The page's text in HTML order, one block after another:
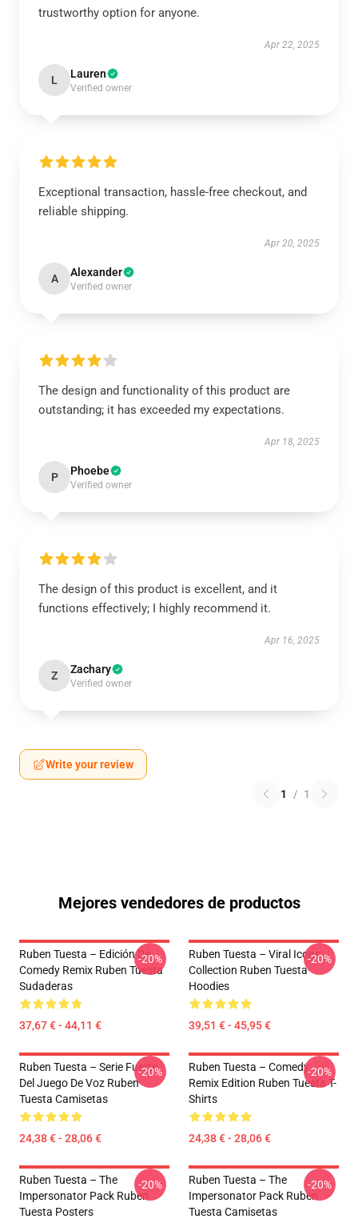
trustworthy option for anyone.
Apr 22, 2025
L Lauren
Verified owner
Exceptional transaction, hassle-free checkout, and
reliable shipping.
Apr 20, 2025
A Alexander
Verified owner
The design and functionality of this product are
outstanding; it has exceeded my expectations.
Apr 18, 2025
P Phoebe
Verified owner
The design of this product is excellent, and it
functions effectively; I highly recommend it.
Apr 16, 2025
Z Zachary
Verified owner
Write your review
1 / 1
Mejores vendedores de productos
Ruben Tuesta – Edición De
Comedy Remix Ruben Tuesta
Sudaderas
37,67 € - 44,11 €
-20%
Ruben Tuesta – Viral Icons
Collection Ruben Tuesta
Hoodies
39,51 € - 45,95 €
-20%
Ruben Tuesta – Serie Fuerte
Del Juego De Voz Ruben
Tuesta Camisetas
24,38 € - 28,06 €
-20%
Ruben Tuesta – Comedy
Remix Edition Ruben Tuesta T-
Shirts
24,38 € - 28,06 €
-20%
Ruben Tuesta – The
Impersonator Pack Ruben
Tuesta Posters
-20%
Ruben Tuesta – The
Impersonator Pack Ruben
Tuesta Camisetas
-20%